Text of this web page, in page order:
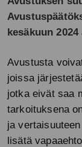
kesäkuun 2024
Avustusta
joissa
jotka eivät saa
tarkoituksena
ja
lisätä